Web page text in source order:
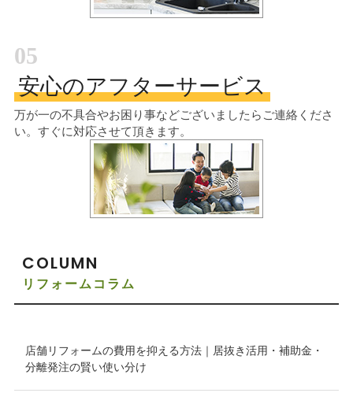
05
安心のアフターサービス
万が一の不具合やお困り事などございましたらご連絡くださ
い。すぐに対応させて頂きます。
COLUMN
リフォームコラム
店舗リフォームの費用を抑える方法｜居抜き活用・補助金・
分離発注の賢い使い分け